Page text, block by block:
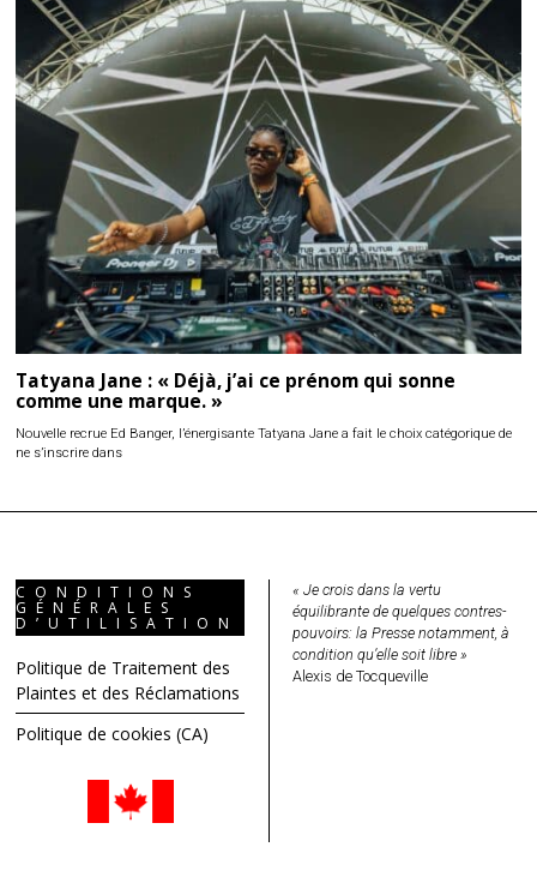
Tatyana Jane : « Déjà, j’ai ce prénom qui sonne
comme une marque. »
Nouvelle recrue Ed Banger, l’énergisante Tatyana Jane a fait le choix catégorique de
ne s’inscrire dans
CONDITIONS
GÉNÉRALES
D’UTILISATION
Politique de Traitement des
Plaintes et des Réclamations
Politique de cookies (CA)
« Je crois dans la vertu
équilibrante de quelques contres-
pouvoirs: la Presse notamment, à
condition qu’elle soit libre »
Alexis de Tocqueville